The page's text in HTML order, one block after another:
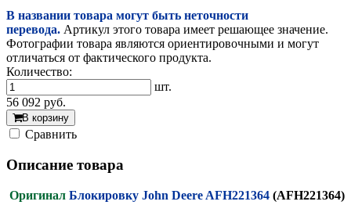
В названии товара могут быть неточности
перевода. Артикул этого товара имеет решающее значение.
Фотографии товара являются ориентировочными и могут
отличаться от фактического продукта.
Количество:
шт.
56 092 руб.
В корзину
Cравнить
Описание товара
Оригинал Блокировку John Deere AFH221364 (AFH221364)